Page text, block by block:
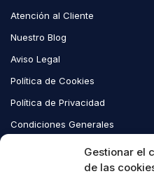
Gestionar el
de las
Atención al Cliente
Nuestro Blog
Aviso Legal
Política de Cookies
Política de Privacidad
Condiciones Generales